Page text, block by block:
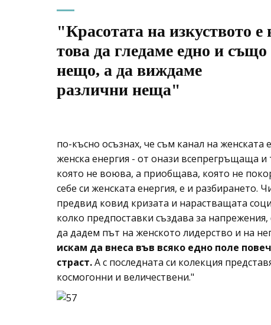
"Красотата на изкуството е
това да гледаме едно и също
нещо, а да виждаме
различни неща"
по-късно осъзнах, че съм канал на
женска енергия - от онази всепрегръщаща
която не воюва, а приобщава, която не
себе си женската енергия, е и
предвид ковид кризата и нарастващата
колко предпоставки създава за
да дадем път на женското лидерство и на
искам да внеса във всяко едно поле
страст.А с последната си колекция
космогонни и величествени."